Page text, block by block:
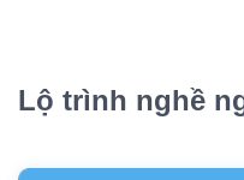
Lộ trình nghề